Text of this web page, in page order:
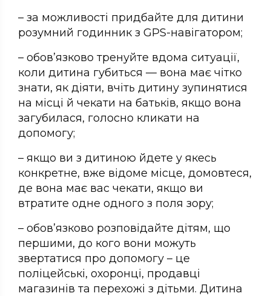
– за можливості придбайте для дитини
розумний годинник з GPS-навігатором;
– обов’язково тренуйте вдома ситуації,
коли дитина губиться — вона має чітко
знати, як діяти, вчіть дитину зупинятися
на місці й чекати на батьків, якщо вона
загубилася, голосно кликати на
допомогу;
– якщо ви з дитиною йдете у якесь
конкретне, вже відоме місце, домовтеся,
де вона має вас чекати, якщо ви
втратите одне одного з поля зору;
– обов’язково розповідайте дітям, що
першими, до кого вони можуть
звертатися про допомогу – це
поліцейські, охоронці, продавці
магазинів та перехожі з дітьми. Дитина